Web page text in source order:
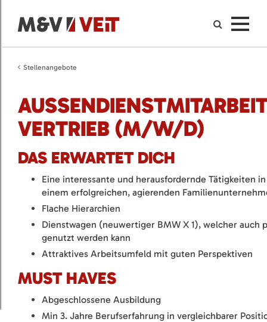
Stellenangebote
ERTRIEB (M/W/D)
DAS ERWARTET DICH
Eine interessante und herausfordernde Tätigkeiten in
einem erfolgreichen, agierenden
Flache Hierarchien
Dienstwagen (neuwertiger BMW X 1), welcher auch
genutzt werden kann
Attraktives Arbeitsumfeld mit guten Perspektiven
MUST HAVES
Abgeschlossene Ausbildung
Min 3. Jahre Berufserfahrung in vergleichbarer